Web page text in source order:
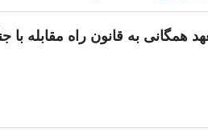
همگانی به قانون راه مقابله با